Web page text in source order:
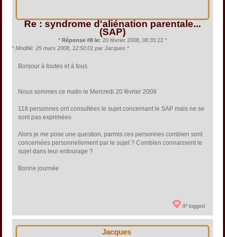
Re : syndrome d'aliénation parentale...
(SAP)
* Réponse #8 le: 20 février 2008, 08:35:22 *
* Modifié: 25 mars 2008, 12:50:01 par Jacques *
Bonjour à toutes et à tous
Nous sommes ce matin le Mercredi 20 février 2008
118 personnes ont consultées le sujet concernant le SAP mais ne se
sont pas exprimées
Alors je me pose une question, parmis ces personnes combien sont
concernées personnellement par le sujet ? Combien connaissent le
sujet dans leur entourage ?
Bonne journée
IP logged
Jacques